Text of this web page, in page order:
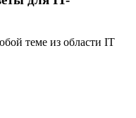
теме из области IT